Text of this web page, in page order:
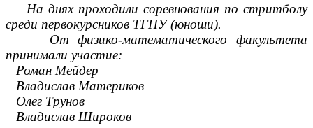
На днях проходили соревнования по стритболу
среди первокурсников ТГПУ (юноши).
От физико-математического факультета
принимали участие:
Роман Мейдер
Владислав Материков
Олег Трунов
Владислав Широков